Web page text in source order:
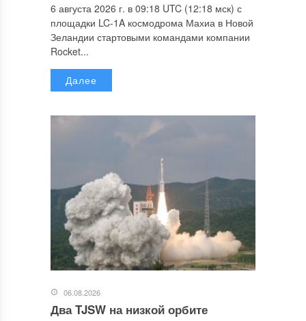
6 августа 2026 г. в 09:18 UTC (12:18 мск) с
площадки LC-1A космодрома Махиа в Новой
Зеландии стартовыми командами компании
Rocket...
Далее
06.08.2026
Два TJSW на низкой орбите